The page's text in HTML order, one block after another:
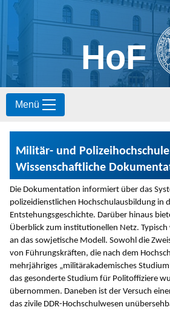
HoF
Menü
Militär- und
Wissenschaftliche
Die Dokumentation informiert über das
polizeidienstlichen Hochschulausbildung in
Entstehungsgeschichte. Darüber hinaus
Überblick zum institutionellen Netz.
an das sowjetische Modell. Sowohl die
von Führungskräften, die nach dem
mehrjähriges „militärakademisches
das gesonderte Studium für Politoffiziere
übernommen. Daneben ist der Versuch
das zivile DDR-Hochschulwesen